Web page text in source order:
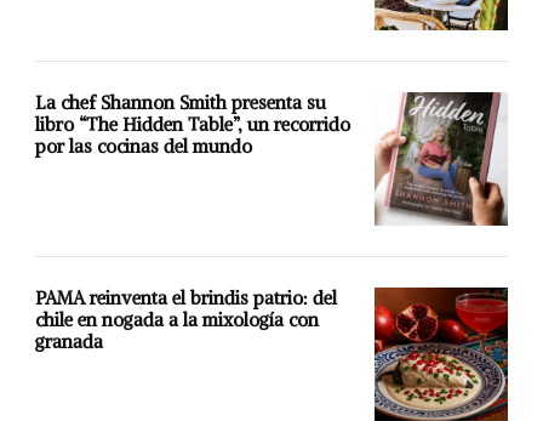
La chef Shannon Smith presenta su
libro “The Hidden Table”, un recorrido
por las cocinas del mundo
PAMA reinventa el brindis patrio: del
chile en nogada a la mixología con
granada